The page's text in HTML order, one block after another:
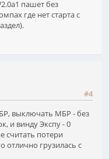
пашет без
где нет старта с
#4
выключать МБР - без
и винду Экспу - 0
считать потери
отлично грузилась с